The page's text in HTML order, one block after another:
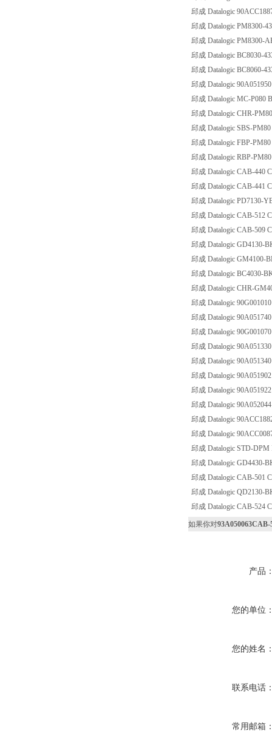
邱成 Datalogic
邱成 Datalogic PM8300-
邱成 Datalogic PM8300-
邱成 Datalogic BC8030-
邱成 Datalogic BC8060-
邱成 Datalogic
邱成 Datalogic MC-P080
邱成 Datalogic CHR-
邱成 Datalogic SBS-PM80
邱成 Datalogic FBP-
邱成 Datalogic RBP-
邱成 Datalogic CAB-440
邱成 Datalogic CAB-441
邱成 Datalogic PD7130-
邱成 Datalogic CAB-512
邱成 Datalogic CAB-509
邱成 Datalogic GD4130-
邱成 Datalogic GM4100-
邱成 Datalogic BC4030-
邱成 Datalogic CHR-
邱成 Datalogic
邱成 Datalogic
邱成 Datalogic
邱成 Datalogic
邱成 Datalogic
邱成 Datalogic
邱成 Datalogic
邱成 Datalogic
邱成 Datalogic
邱成 Datalogic
邱成 Datalogic STD-
邱成 Datalogic GD4430-
邱成 Datalogic CAB-501
邱成 Datalogic QD2130-
邱成 Datalogic CAB-524
如果你对
产品
您的单位
您的姓名
联系电话
常用邮箱